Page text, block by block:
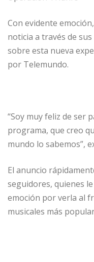
Con evidente
noticia a través de
sobre esta nueva
por Telemundo.
“Soy muy feliz de ser
programa, que creo
mundo lo sabemos”,
El anuncio
seguidores, quienes
emoción por verla al
musicales más